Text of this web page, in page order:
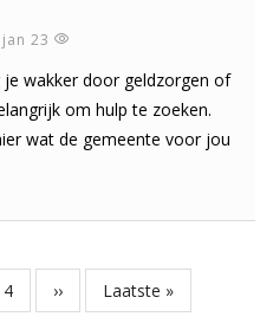
23
wakker door geldzorgen of
om hulp te zoeken.
wat de gemeente voor jou
Page
4
Volgende
pagina
››
Laatste
pagina
Laatste »